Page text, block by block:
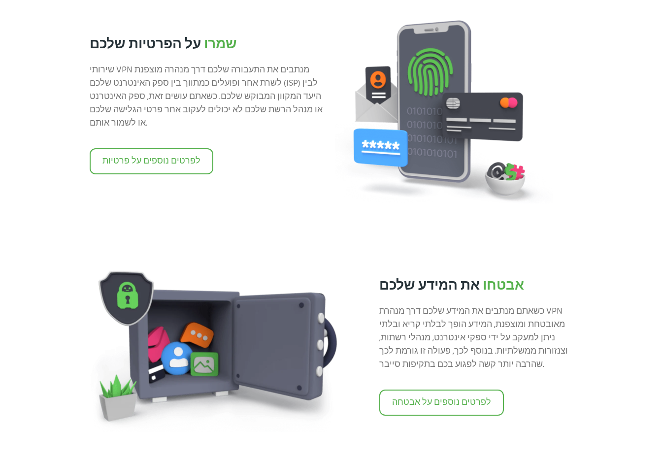
שמרועל הפרטיות שלכם
שירותי VPN מנתבים את התעבורה שלכם דרך מנהרה מוצפנת
לשרת אחר ופועלים כמתווך בין ספק האינטרנט שלכם (ISP) לבין
היעד המקוון המבוקש שלכם. כשאתם עושים זאת, ספק האינטרנט
או מנהל הרשת שלכם לא יכולים לעקוב אחר פרטי הגלישה שלכם
או לשמור אותם.
לפרטים נוספים על פרטיות
אבטחואת המידע שלכם
כשאתם מנתבים את המידע שלכם דרך מנהרת VPN
מאובטחת ומוצפנת, המידע הופך לבלתי קריא ובלתי
ניתן למעקב על ידי ספקי אינטרנט, מנהלי רשתות,
וצנזורות ממשלתיות. בנוסף לכך, פעולה זו גורמת לכך
שהרבה יותר קשה לפגוע בכם בתקיפות סייבר.
לפרטים נוספים על אבטחה